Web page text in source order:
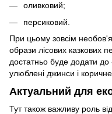
оливковий;
персиковий.
При цьому зовсім
образи лісових казкових
достатньо буде додати до
улюблені джинси і
Актуальний для
Тут також важливу роль